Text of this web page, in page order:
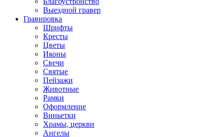
Выездной гравер
Гравировка
Шрифты
Кресты
Цветы
Иконы
Свечи
Святые
Пейзажи
Животные
Рамки
Оформление
Виньетки
Храмы, церкви
Ангелы